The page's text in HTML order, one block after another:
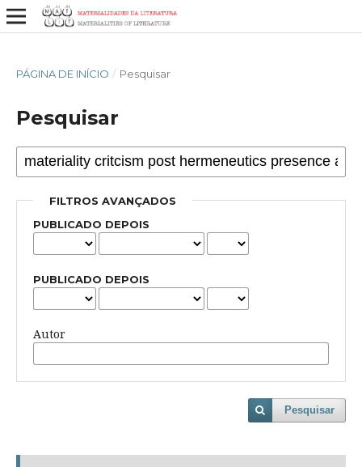
PÁGINA DE INÍCIO / Pesquisar
Pesquisar
FILTROS AVANÇADOS
PUBLICADO DEPOIS
PUBLICADO DEPOIS
Autor
Pesquisar